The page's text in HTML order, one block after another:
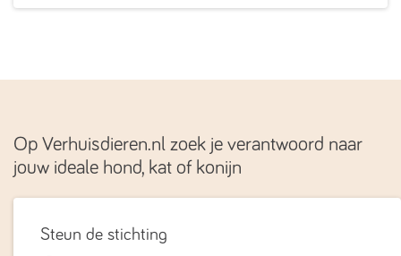
Op Verhuisdieren.nl zoek je verantwoord naar
jouw ideale hond, kat of konijn
Steun de stichting